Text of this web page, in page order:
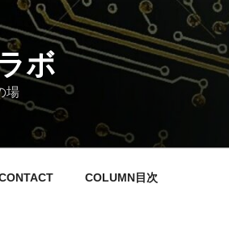
ボ
場
COLUMN目次